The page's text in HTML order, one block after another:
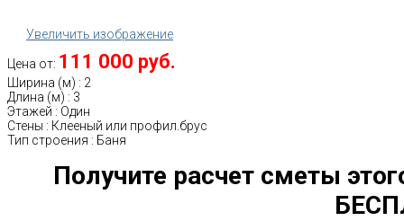
Увеличить изображение
Цена от: 111 000 руб.
Ширина (м) : 2
Длина (м) : 3
Этажей : Один
Стены : Клееный или профил.брус
Тип строения : Баня
Получите расчет сметы